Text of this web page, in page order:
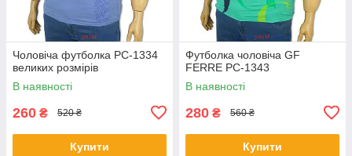
Чоловіча футболка PC-1334
великих розмірів
В наявності
260 ₴ 520 ₴
Купити
Футболка чоловіча GF
FERRE PC-1343
В наявності
280 ₴ 560 ₴
Купити